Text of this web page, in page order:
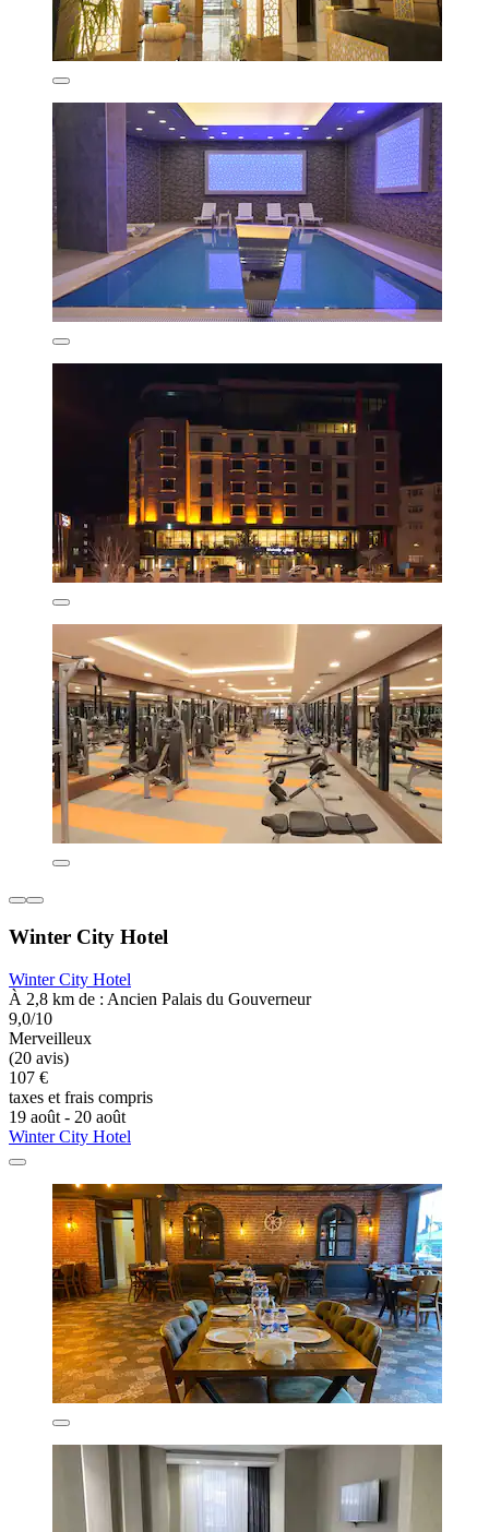
Winter City Hotel
Winter City Hotel
À 2,8 km de : Ancien Palais du Gouverneur
9,0/10
Merveilleux
(20 avis)
107 €
taxes et frais compris
19 août - 20 août
Winter City Hotel